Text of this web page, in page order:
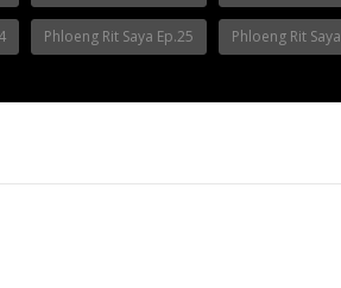
Phloeng Rit Saya Ep.25 Phloeng Rit